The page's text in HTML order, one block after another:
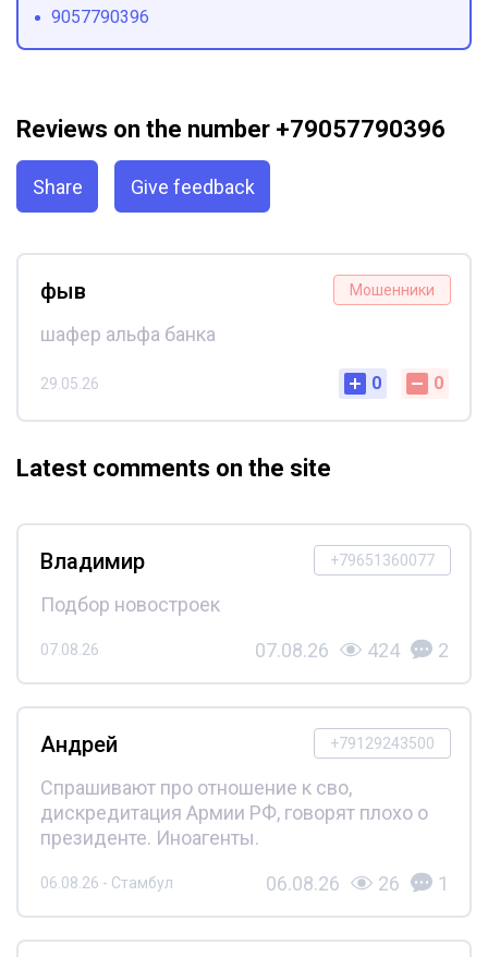
9057790396
Reviews on the number +79057790396
Share Give feedback
Мошенники
фыв
шафер альфа банка
29.05.26 0 0
Latest comments on the site
+79651360077
Владимир
Подбор новостроек
07.08.26 07.08.26 424 2
+79129243500
Андрей
Спрашивают про отношение к сво,
дискредитация Армии РФ, говорят плохо о
президенте. Иноагенты.
06.08.26 - Стамбул 06.08.26 26 1